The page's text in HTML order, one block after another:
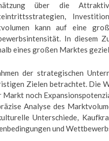
über die
kann auf eine
In diesem
eines großen Marktes
der strategischen
Zielen betrachtet. Die
Markt noch
Analyse des
Unterschiede,
und